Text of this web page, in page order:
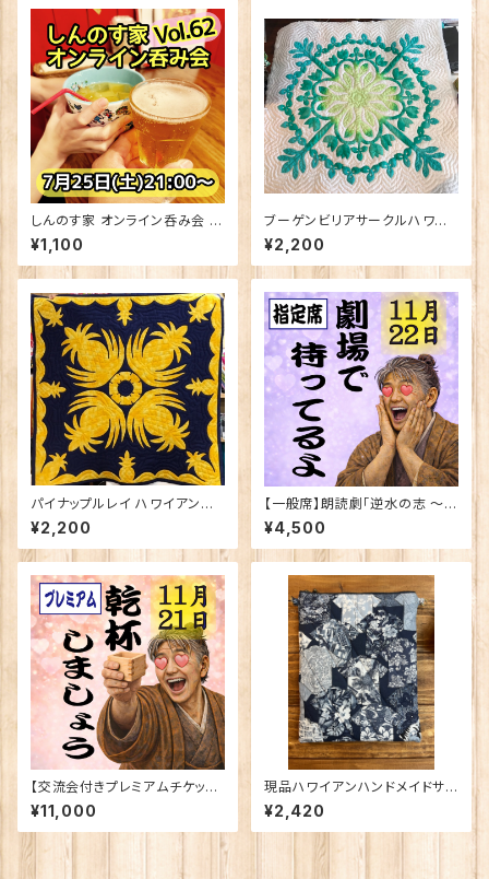
しんのす家 オンライン呑み会 V
ol.62 2026年7月25日(土) 21:
00〜
¥1,100
ブーゲンビリアサークルハワイ
アンキルトパターン
¥2,200
パイナップルレイ ハワイアンキ
ルトパターン
¥2,200
【一般席】朗読劇「逆水の志 〜染
谷源右衛門物語〜」11月22日
(日)
¥4,500
【交流会付きプレミアムチケット】
朗読劇「逆水の志 〜染谷源右衛
門物語〜」11月21日（土）
¥11,000
現品ハワイアンハンドメイドサコ
ッシュ
¥2,420